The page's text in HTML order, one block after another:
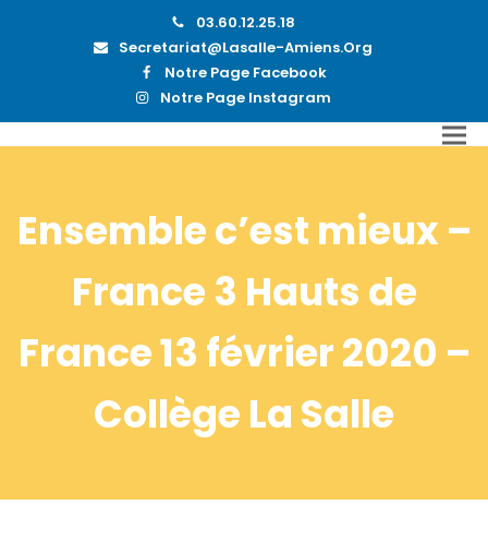
03.60.12.25.18
Secretariat@lasalle-Amiens.org
Notre Page Facebook
Notre Page Instagram
Ensemble c’est mieux –
France 3 Hauts de
France 13 février 2020 –
Collège La Salle